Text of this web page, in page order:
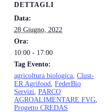
DETTAGLI
Data:
28 Giugno, 2022
Ora:
10:00 - 17:00
Tag Evento:
agricoltura biologica Clust-
ER Agrifood
FederBio
Servizi PARCO
AGROALIMENTARE FVG
Progetto CREDAS